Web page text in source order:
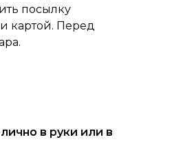
посылку
картой. Перед
в руки или в